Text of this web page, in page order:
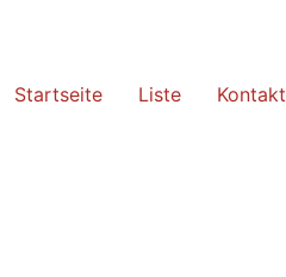
Startseite Liste Kontakt